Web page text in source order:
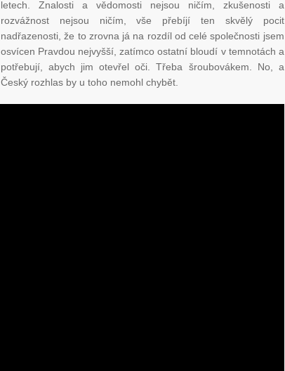
letech. Znalosti a vědomosti nejsou ničím, zkušenosti a
rozvážnost nejsou ničím, vše přebíjí ten skvělý pocit
nadřazenosti, že to zrovna já na rozdíl od celé společnosti jsem
osvícen Pravdou nejvyšší, zatímco ostatní bloudí v temnotách a
potřebují, abych jim otevřel oči. Třeba šroubovákem. No, a
Český rozhlas by u toho nemohl chybět.